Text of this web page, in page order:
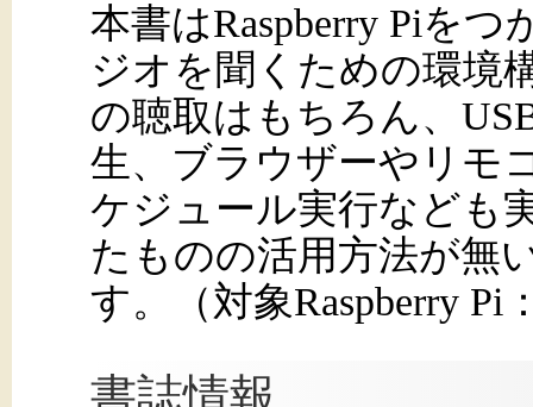
本書はRaspberry Piを
ジオを聞くための環境
の聴取はもちろん、
生、ブラウザーやリモ
ケジュール実行なども
たものの活用方法が
す。（対象Raspberry Pi